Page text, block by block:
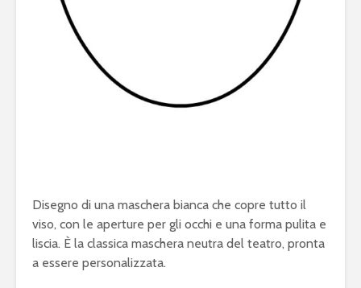
Disegno di una maschera bianca che copre tutto il
viso, con le aperture per gli occhi e una forma pulita e
liscia. È la classica maschera neutra del teatro, pronta
a essere personalizzata.